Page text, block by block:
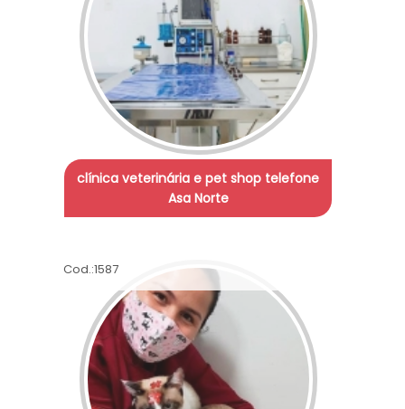
clínica veterinária e pet shop telefone
Asa Norte
Cod.:1587